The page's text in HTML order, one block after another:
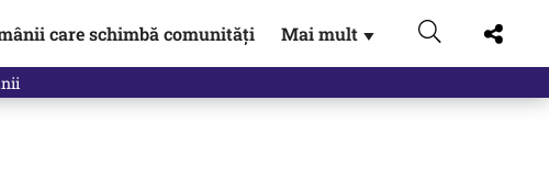
care schimbă comunități Mai mult ▼